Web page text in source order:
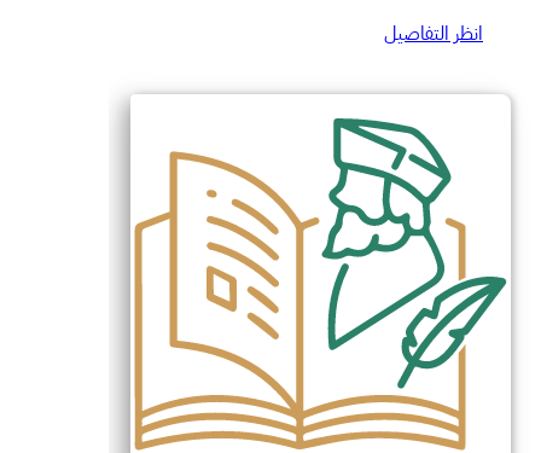
انظر التفاصيل